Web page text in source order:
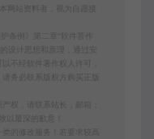
网站资料者，视为自愿接
条例》第二章"软件菩作
设计思想和原理，通过安
不经软件著作权人许可，
务必联系版权方购买正版
权，请联系站长，邮箱：
以最深的歉意！
的修改服务！若要求较高